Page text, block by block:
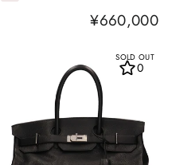
¥660,000
SOLD OUT
0